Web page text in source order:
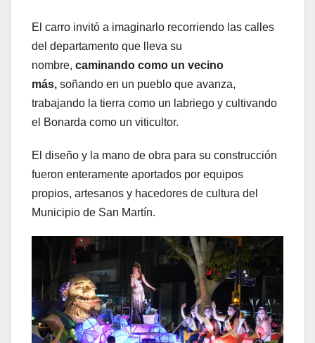
El carro invitó a imaginarlo recorriendo las calles
del departamento que lleva su
nombre, caminando como un vecino
más, soñando en un pueblo que avanza,
trabajando la tierra como un labriego y cultivando
el Bonarda como un viticultor.
El diseño y la mano de obra para su construcción
fueron enteramente aportados por equipos
propios, artesanos y hacedores de cultura del
Municipio de San Martín.